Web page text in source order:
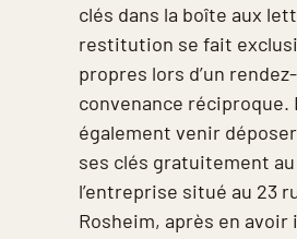
clés dans la boîte aux
restitution se fait
propres lors d’un
convenance réciproque.
également venir
ses clés gratuitement
l’entreprise situé au 23
Rosheim, après en avoir